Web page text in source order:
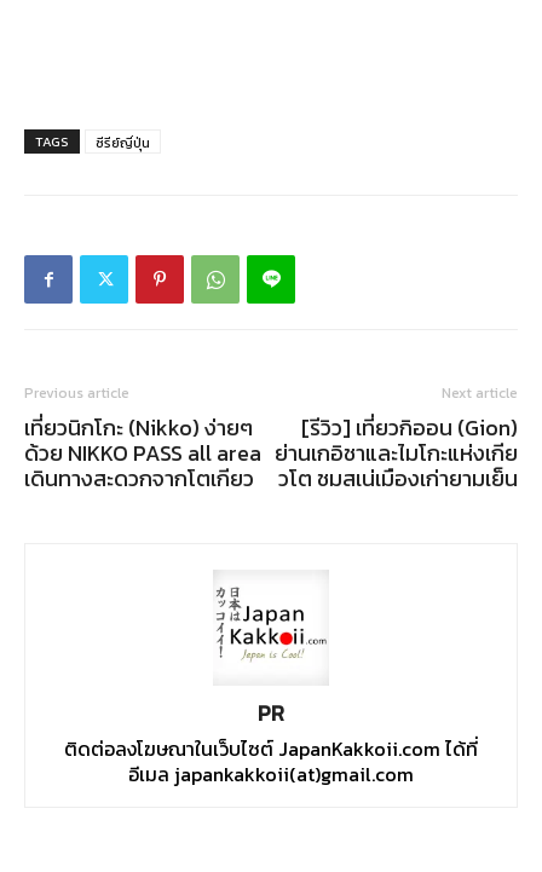
TAGS ซีรีย์ญี่ปุ่น
Previous article
เที่ยวนิกโกะ (Nikko) ง่ายๆ
ด้วย NIKKO PASS all area
เดินทางสะดวกจากโตเกียว
Next article
[รีวิว] เที่ยวกิออน (Gion)
ย่านเกอิชาและไมโกะแห่งเกีย
วโต ชมสเน่เมืองเก่ายามเย็น
PR
ติดต่อลงโฆษณาในเว็บไซต์ JapanKakkoii.com ได้ที่
อีเมล japankakkoii(at)gmail.com